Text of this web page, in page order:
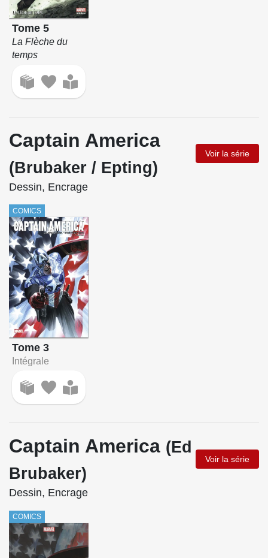
Tome 5
La Flèche du
temps
Captain America
(Brubaker / Epting)
Voir la série
Dessin, Encrage
COMICS
Tome 3
Intégrale
Captain America (Ed
Brubaker)
Voir la série
Dessin, Encrage
COMICS